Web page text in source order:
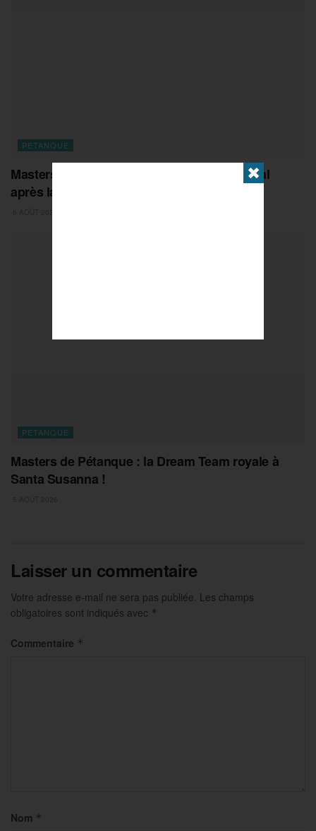
PETANQUE
Masters de Pétanque : le classement général
après la 5e étape
PETANQUE
Masters de Pétanque : la Dream Team royale à
Santa Susanna !
Laisser un commentaire
Votre adresse e-mail ne sera pas publiée. Les champs
obligatoires sont indiqués avec *
Commentaire *
Nom *
✖